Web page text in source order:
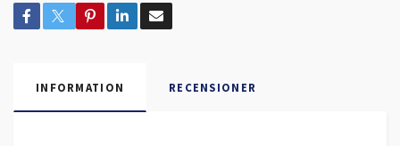
INFORMATION RECENSIONER